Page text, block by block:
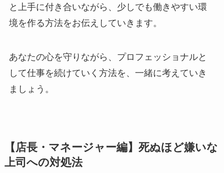
と上手に付き合いながら、少しでも働きやすい環
境を作る方法をお伝えしていきます。
あなたの心を守りながら、プロフェッショナルと
して仕事を続けていく方法を、一緒に考えていき
ましょう。
【店長・マネージャー編】死ぬほど嫌いな
上司への対処法